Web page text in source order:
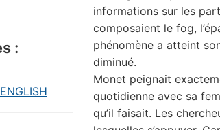
:
informations sur les
composaient le fog,
phénomène a atteint
diminué.
Monet peignait
quotidienne avec sa
qu’il faisait. Les